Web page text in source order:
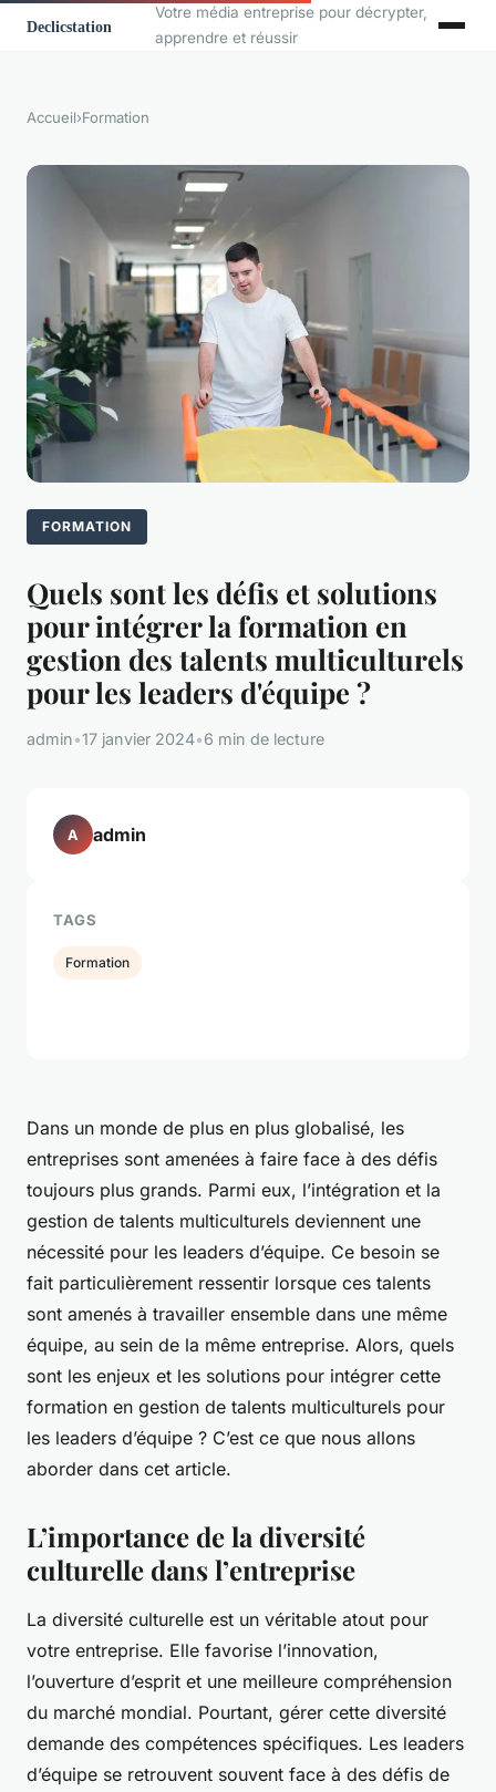
Votre média entreprise pour décrypter,
apprendre et réussir
Accueil›Formation
FORMATION
Quels sont les défis et solutions
pour intégrer la formation en
gestion des talents multiculturels
pour les leaders d'équipe ?
admin•17 janvier 2024•6 min de lecture
Dans un monde de plus en plus globalisé, les
entreprises sont amenées à faire face à des défis
toujours plus grands. Parmi eux, l’intégration et la
gestion de talents multiculturels deviennent une
nécessité pour les leaders d’équipe. Ce besoin se
fait particulièrement ressentir lorsque ces talents
sont amenés à travailler ensemble dans une même
équipe, au sein de la même entreprise. Alors, quels
sont les enjeux et les solutions pour intégrer cette
formation en gestion de talents multiculturels pour
les leaders d’équipe ? C’est ce que nous allons
aborder dans cet article.
L’importance de la diversité
culturelle dans l’entreprise
La diversité culturelle est un véritable atout pour
votre entreprise. Elle favorise l’innovation,
l’ouverture d’esprit et une meilleure compréhension
du marché mondial. Pourtant, gérer cette diversité
demande des compétences spécifiques. Les leaders
d’équipe se retrouvent souvent face à des défis de
A admin
TAGS
Formation